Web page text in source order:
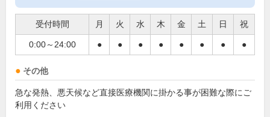
受付時間 月 火 水 木 金 土 日 祝
0:00～24:00 ● ● ● ● ● ● ● ●
その他
急な発熱、悪天候など直接医療機関に掛かる事が困難な際にご
利用ください